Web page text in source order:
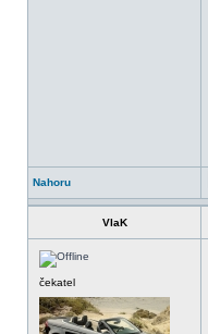
Nahoru
VlaK
čekatel